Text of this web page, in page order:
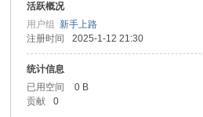
活跃概况
用户组新手上路
注册时间
2025-1-12 21:30
统计信息
已用空间
0 B
贡献
0